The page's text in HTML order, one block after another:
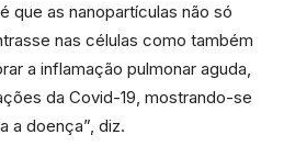
que as nanopartículas não só
nas células como também
a inflamação pulmonar aguda,
da Covid-19, mostrando-se
a doença”, diz.